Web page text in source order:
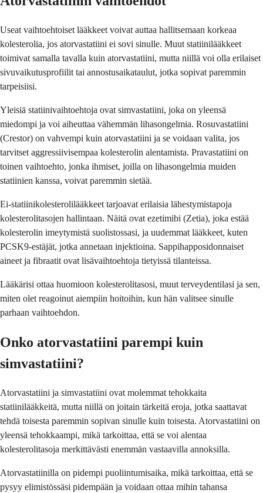
Useat vaihtoehtoiset lääkkeet voivat auttaa hallitsemaan korkeaa
kolesterolia, jos atorvastatiini ei sovi sinulle. Muut statiinilääkkeet
toimivat samalla tavalla kuin atorvastatiini, mutta niillä voi olla erilaiset
sivuvaikutusprofiilit tai annostusaikataulut, jotka sopivat paremmin
tarpeisiisi.
Yleisiä statiinivaihtoehtoja ovat simvastatiini, joka on yleensä
miedompi ja voi aiheuttaa vähemmän lihasongelmia. Rosuvastatiini
(Crestor) on vahvempi kuin atorvastatiini ja se voidaan valita, jos
tarvitset aggressiivisempaa kolesterolin alentamista. Pravastatiini on
toinen vaihtoehto, jonka ihmiset, joilla on lihasongelmia muiden
statiinien kanssa, voivat paremmin sietää.
Ei-statiinikolesterolilääkkeet tarjoavat erilaisia lähestymistapoja
kolesterolitasojen hallintaan. Näitä ovat ezetimibi (Zetia), joka estää
kolesterolin imeytymistä suolistossasi, ja uudemmat lääkkeet, kuten
PCSK9-estäjät, jotka annetaan injektioina. Sappihapposidonnaiset
aineet ja fibraatit ovat lisävaihtoehtoja tietyissä tilanteissa.
Lääkärisi ottaa huomioon kolesterolitasosi, muut terveydentilasi ja sen,
miten olet reagoinut aiempiin hoitoihin, kun hän valitsee sinulle
parhaan vaihtoehdon.
Onko atorvastatiini parempi kuin
simvastatiini?
Atorvastatiini ja simvastatiini ovat molemmat tehokkaita
statiinilääkkeitä, mutta niillä on joitain tärkeitä eroja, jotka saattavat
tehdä toisesta paremmin sopivan sinulle kuin toisesta. Atorvastatiini on
yleensä tehokkaampi, mikä tarkoittaa, että se voi alentaa
kolesterolitasoja merkittävästi enemmän vastaavilla annoksilla.
Atorvastatiinilla on pidempi puoliintumisaika, mikä tarkoittaa, että se
pysyy elimistössäsi pidempään ja voidaan ottaa mihin tahansa